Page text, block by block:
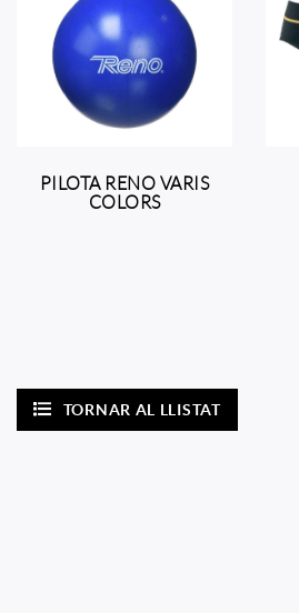
PILOTA RENO VARIS
COLORS
TORNAR AL LLISTAT